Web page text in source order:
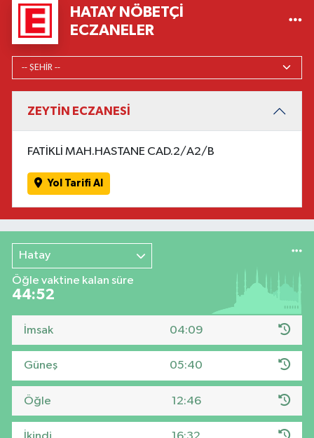
HATAY NÖBETÇI
ECZANELER
ZEYTİN ECZANESİ
FATİKLİ MAH.HASTANE CAD.2/A2/B
Yol Tarifi Al
Hatay
Öğle vaktine kalan süre
44:51
İmsak 04:09
Güneş 05:40
Öğle 12:46